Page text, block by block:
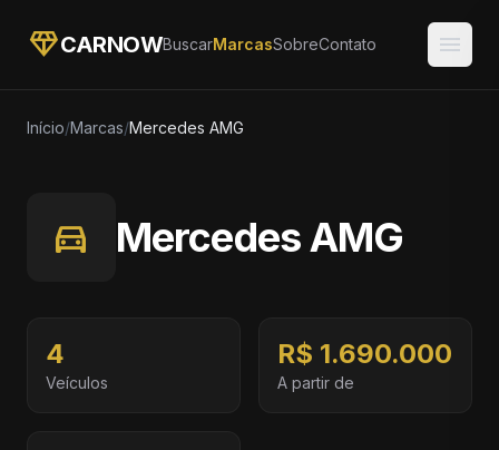
diamondCARNOWBuscarMarcasSobreContato menu
Início/Marcas/Mercedes AMG
directions_car Mercedes AMG
4
Veículos
R$ 1.690.000
A partir de